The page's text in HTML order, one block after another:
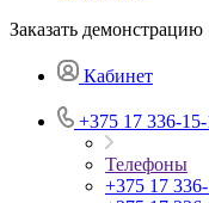
Заказать демонстрацию
Кабинет
+375 17 336-
Телефоны
+375 17